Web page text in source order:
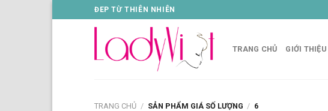
to
ĐEP TỪ THIÊN NHIÊN
TRANG CHỦ GIỚI THIỆU
TRANG CHỦ / SẢN PHẨM GIÁ SỐ LƯỢNG / 6